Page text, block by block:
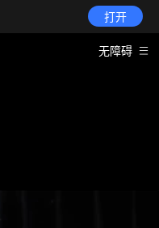
打开
无障碍